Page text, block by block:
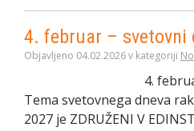
4. februar – svetovni
Objavljeno 04.02.2026 v kategoriji
️4.
Tema svetovnega dneva
2027 je ZDRUŽENI V